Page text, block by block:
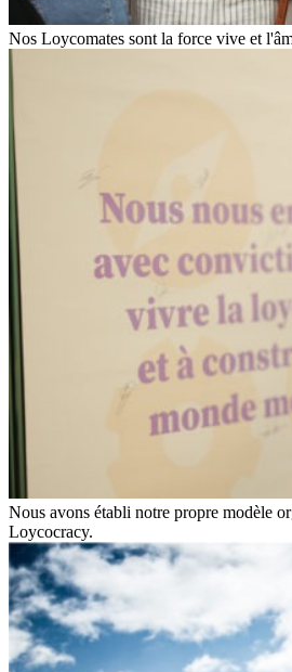
Nos Loycomates sont la force vive et
Nous avons établi notre propre modèle
Loycocracy.